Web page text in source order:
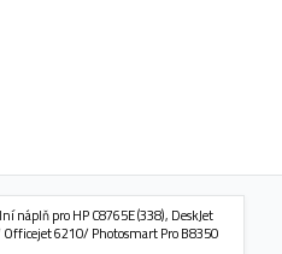
náplň pro HP C8765E (338), DeskJet
6210/ Photosmart Pro B8350